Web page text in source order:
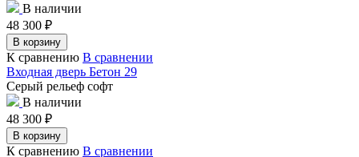
В наличии
48 300 ₽
В корзину
К сравнению В сравнении
Входная дверь Бетон 29
Серый рельеф софт
В наличии
48 300 ₽
В корзину
К сравнению В сравнении